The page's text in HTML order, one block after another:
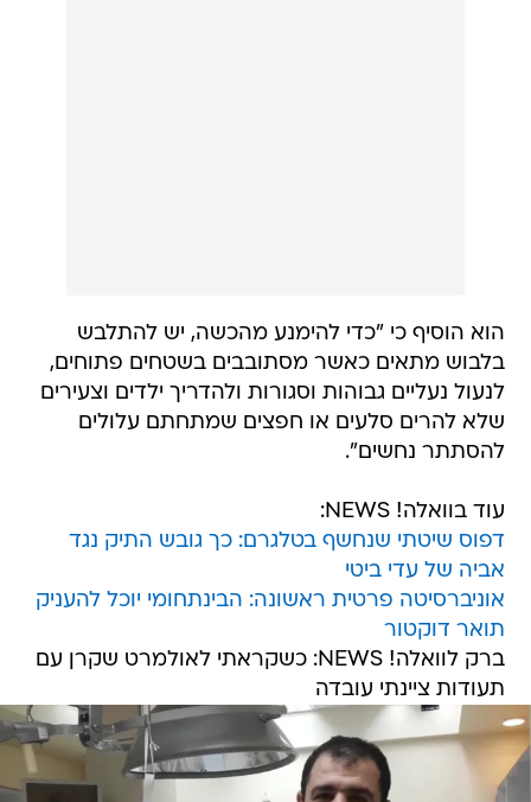
הוא הוסיף כי "כדי להימנע מהכשה, יש להתלבש
בלבוש מתאים כאשר מסתובבים בשטחים פתוחים,
לנעול נעליים גבוהות וסגורות ולהדריך ילדים וצעירים
שלא להרים סלעים או חפצים שמתחתם עלולים
להסתתר נחשים".
עוד בוואלה! NEWS:
דפוס שיטתי שנחשף בטלגרם: כך גובש התיק נגד
אביה של עדי ביטי
אוניברסיטה פרטית ראשונה: הבינתחומי יוכל להעניק
תואר דוקטור
ברק לוואלה! NEWS: כשקראתי לאולמרט שקרן עם
תעודות ציינתי עובדה